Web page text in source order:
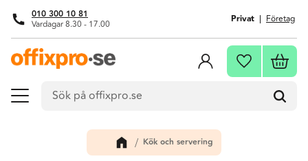
Meny
010 300 10 81
Vardagar 8.30 - 17.00 Privat Företag
Favoriter
Kök och servering